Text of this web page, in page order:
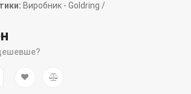
Виробник - Goldring /